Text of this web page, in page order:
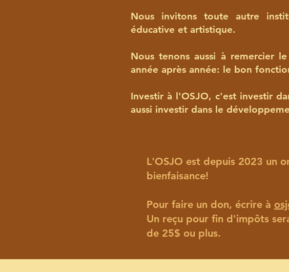
Nous invitons toute autre
éducative et artistique.
Nous tenons aussi à remercier
année après année: le bon
Investir à l'OSJO, c'est investir
aussi investir dans le
L'OSJO est depuis 2023 un
bienfaisance!
Pour faire un don, écrire à
​Un reçu pour fin d'impôts
de 25$ ou plus.